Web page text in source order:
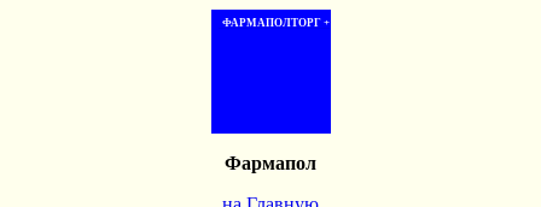
ФАРМАПОЛТОРГ +
Фармапол